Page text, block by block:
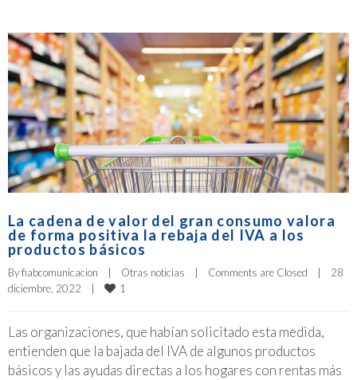
La cadena de valor del gran consumo valora
de forma positiva la rebaja del IVA a los
productos básicos
By fiabcomunicacion Otras noticias Comments are Closed
28
diciembre, 2022
1
Las organizaciones, que habían solicitado esta medida,
entienden que la bajada del IVA de algunos productos
básicos y las ayudas directas a los hogares con rentas más